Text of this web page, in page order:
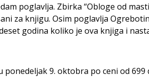
poglavlja. Zbirka “Obloge od
za knjigu. Osim poglavlja
godina koliko je ova knjiga i
ponedeljak 9. oktobra po ceni od